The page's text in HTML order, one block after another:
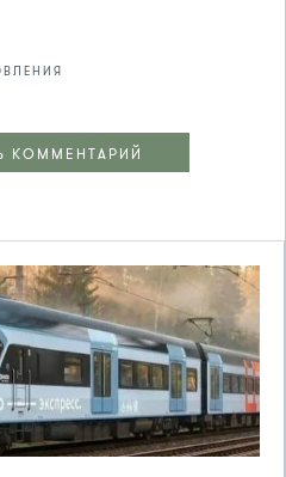
КОММЕНТАРИЙ